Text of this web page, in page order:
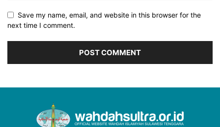
Save my name, email, and website in this browser for the
next time I comment.